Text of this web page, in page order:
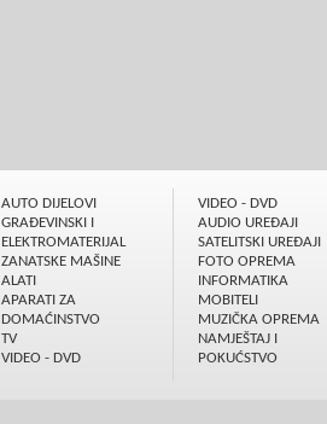
AUTO DIJELOVI
GRAÐEVINSKI I
ELEKTROMATERIJAL
ZANATSKE MAŠINE
ALATI
APARATI ZA
DOMAĆINSTVO
TV
VIDEO - DVD
VIDEO - DVD
AUDIO UREÐAJI
SATELITSKI UREÐAJI
FOTO OPREMA
INFORMATIKA
MOBITELI
MUZIČKA OPREMA
NAMJEŠTAJ I
POKUĆSTVO